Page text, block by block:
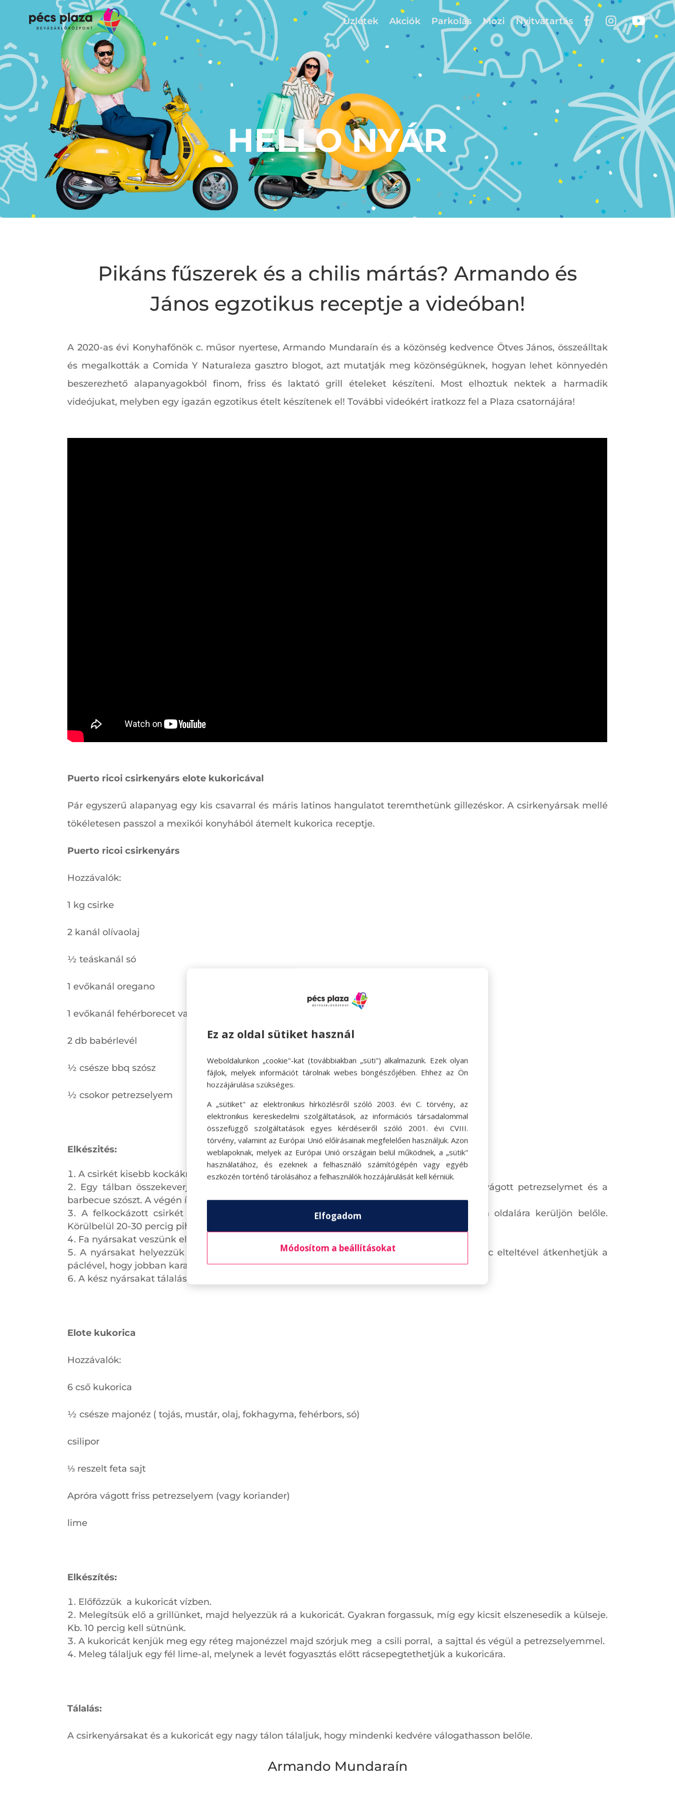
Üzletek Akciók Parkolás Mozi Nyitvatartás
HELLO NYÁR
Pikáns fűszerek és a chilis mártás? Armando és
János egzotikus receptje a videóban!
A 2020-as évi Konyhafőnök c. műsor nyertese, Armando Mundaraín és a közönség kedvence Ötves János, összeálltak
és megalkották a Comida Y Naturaleza gasztro blogot, azt mutatják meg közönségüknek, hogyan lehet könnyedén
beszerezhető alapanyagokból finom, friss és laktató grill ételeket készíteni. Most elhoztuk nektek a harmadik
videójukat, melyben egy igazán egzotikus ételt készítenek el! További videókért iratkozz fel a Plaza csatornájára!
Puerto ricoi csirkenyárs elote kukoricával
Pár egyszerű alapanyag egy kis csavarral és máris latinos hangulatot teremthetünk gillezéskor. A csirkenyársak mellé
tökéletesen passzol a mexikói konyhából átemelt kukorica receptje.
Puerto ricoi csirkenyárs
Hozzávalók:
1 kg csirke
2 kanál olívaolaj
½ teáskanál só
1 evőkanál oregano
1 evőkanál fehérborecet vagy almaecet
2 db babérlevél
½ csésze bbq szósz
½ csokor petrezselyem
Elkészités:
A csirkét kisebb kockákra vágjuk.
Egy tálban összekeverjük az olajat, az oregánót, az ecetet, a babérlevelet, az apróra vágott petrezselymet és a
barbecue szószt. A végén ízlés szerint sózzuk.
A felkockázott csirkét a pácba öntjük és alaposan elkeverjük, hogy a csirke minden oldalára kerüljön belőle.
Körülbelül 20-30 percig pihentessük a pácban a csirkét.
Fa nyársakat veszünk elő és rátűzzük a csirkét.
A nyársakat helyezzük a grillre és mindkét oldalát 8 percig süssük. Sütés közben 3 perc elteltével átkenhetjük a
páclével, hogy jobban karamellizálódjon.
A kész nyársakat tálalás előtt megszórjhatjuk friss petrezselyemmel.
Elote kukorica
Hozzávalók:
6 cső kukorica
½ csésze majonéz ( tojás, mustár, olaj, fokhagyma, fehérbors, só)
csilipor
⅓ reszelt feta sajt
Apróra vágott friss petrezselyem (vagy koriander)
lime
Elkészítés:
Előfőzzük a kukoricát vízben.
Melegítsük elő a grillünket, majd helyezzük rá a kukoricát. Gyakran forgassuk, míg egy kicsit elszenesedik a külseje.
Kb. 10 percig kell sütnünk.
A kukoricát kenjük meg egy réteg majonézzel majd szórjuk meg a csili porral, a sajttal és végül a petrezselyemmel.
Meleg tálaljuk egy fél lime-al, melynek a levét fogyasztás előtt rácsepegtethetjük a kukoricára.
Tálalás:
A csirkenyársakat és a kukoricát egy nagy tálon tálaljuk, hogy mindenki kedvére válogathasson belőle.
Armando Mundaraín
Ez az oldal sütiket használ
Weboldalunkon „cookie"-kat (továbbiakban „süti") alkalmazunk. Ezek olyan
fájlok, melyek információt tárolnak webes böngészőjében. Ehhez az Ön
hozzájárulása szükséges.
A „sütiket" az elektronikus hírközlésről szóló 2003. évi C. törvény, az
elektronikus kereskedelmi szolgáltatások, az információs társadalommal
összefüggő szolgáltatások egyes kérdéseiről szóló 2001. évi CVIII.
törvény, valamint az Európai Unió előírásainak megfelelően használjuk. Azon
weblapoknak, melyek az Európai Unió országain belül működnek, a „sütik"
használatához, és ezeknek a felhasználó számítógépén vagy egyéb
eszközén történő tárolásához a felhasználók hozzájárulását kell kérniük.
Elfogadom
Módosítom a beállításokat